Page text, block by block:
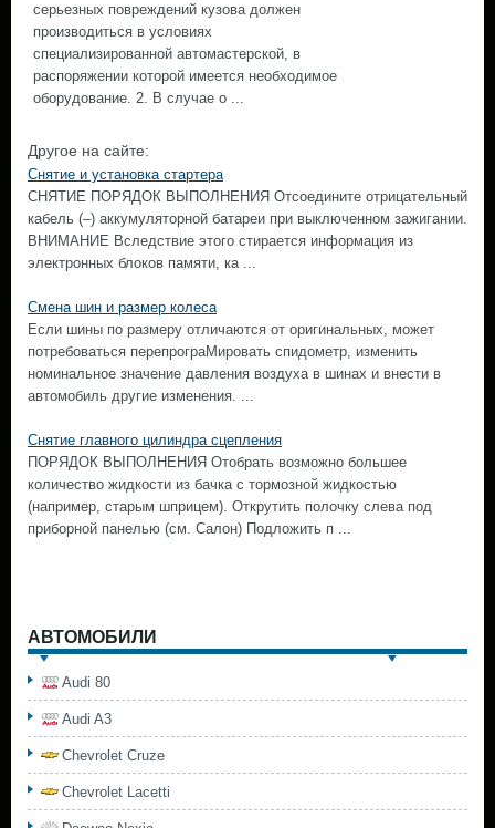
серьезных повреждений кузова должен
производиться в условиях
специализированной автомастерской, в
распоряжении которой имеется необходимое
оборудование. 2. В случае о ...
Другое на сайте:
Снятие и установка стартера
СНЯТИЕ ПОРЯДОК ВЫПОЛНЕНИЯ Отсоедините отрицательный
кабель (–) аккумуляторной батареи при выключенном зажигании.
ВНИМАНИЕ Вследствие этого стирается информация из
электронных блоков памяти, ка ...
Смена шин и размер колеса
Если шины по размеру отличаются от оригинальных, может
потребоваться перепрограМировать спидометр, изменить
номинальное значение давления воздуха в шинах и внести в
автомобиль другие изменения. ...
Снятие главного цилиндра сцепления
ПОРЯДОК ВЫПОЛНЕНИЯ Отобрать возможно большее
количество жидкости из бачка с тормозной жидкостью
(например, старым шприцем). Открутить полочку слева под
приборной панелью (см. Салон) Подложить п ...
АВТОМОБИЛИ
Audi 80
Audi A3
Chevrolet Cruze
Chevrolet Lacetti